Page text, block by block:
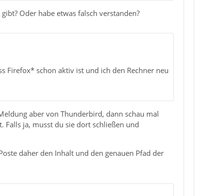
Oder habe etwas falsch verstanden?
Firefox* schon aktiv ist und ich den Rechner neu
aber von Thunderbird, dann schau mal
Falls ja, musst du sie dort schließen und
daher den Inhalt und den genauen Pfad der